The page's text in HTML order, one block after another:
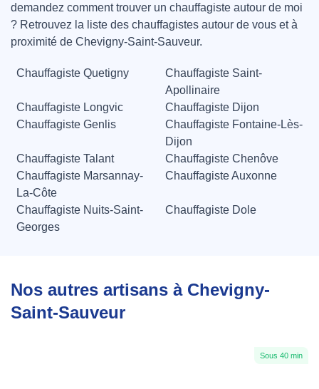
demandez comment trouver un chauffagiste autour de moi
? Retrouvez la liste des chauffagistes autour de vous et à
proximité de Chevigny-Saint-Sauveur.
Chauffagiste Quetigny
Chauffagiste Saint-
Apollinaire
Chauffagiste Longvic
Chauffagiste Dijon
Chauffagiste Genlis
Chauffagiste Fontaine-Lès-
Dijon
Chauffagiste Talant
Chauffagiste Chenôve
Chauffagiste Marsannay-
La-Côte
Chauffagiste Auxonne
Chauffagiste Nuits-Saint-
Georges
Chauffagiste Dole
Nos autres artisans à Chevigny-
Saint-Sauveur
Sous 40 min